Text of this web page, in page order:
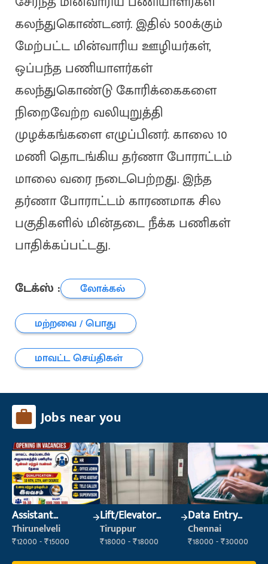
கலந்துகொண்டனர். இதில் 500க்கும்
மேற்பட்ட மின்வாரிய ஊழியர்கள்,
ஒப்பந்த பணியாளர்கள்
கலந்துகொண்டு கோரிக்கைகளை
நிறைவேற்ற வலியுறுத்தி
முழக்கங்களை எழுப்பினர். காலை 10
மணி தொடங்கிய தர்ணா போராட்டம்
மாலை வரை நடைபெற்றது. இந்த
தர்ணா போராட்டம் காரணமாக சில
பகுதிகளில் மின்தடை நீக்க பணிகள்
பாதிக்கப்பட்டது.
டேக்ஸ் :
லோக்கல்
மற்றவை / பொது
மாவட்ட செய்திகள்
Jobs near you
Assistant
Manager
Thirunelveli
₹12000 - ₹15000
Lift/Elevator
Technician
Tiruppur
₹18000 - ₹18000
Data Entry
Operator
Chennai
₹18000 - ₹30000